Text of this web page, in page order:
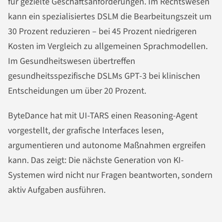
kann ein spezialisiertes DSLM die Bearbeitungszeit um
30 Prozent reduzieren – bei 45 Prozent niedrigeren
Kosten im Vergleich zu allgemeinen Sprachmodellen.
Im Gesundheitswesen übertreffen
gesundheitsspezifische DSLMs GPT-3 bei klinischen
Entscheidungen um über 20 Prozent.
ByteDance hat mit UI-TARS einen Reasoning-Agent
vorgestellt, der grafische Interfaces lesen,
argumentieren und autonome Maßnahmen ergreifen
kann. Das zeigt: Die nächste Generation von KI-
Systemen wird nicht nur Fragen beantworten, sondern
aktiv Aufgaben ausführen.